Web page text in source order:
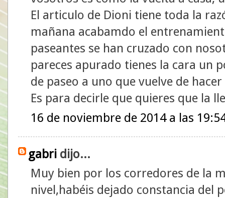
El articulo de Dioni tiene toda la
mañana acabamdo el
paseantes se han cruzado con
pareces apurado tienes la cara un
de paseo a uno que vuelve de
Es para decirle que quieres que la
16 de noviembre de 2014 a las
gabri dijo...
Muy bien por los corredores de la
nivel,habéis dejado constancia del